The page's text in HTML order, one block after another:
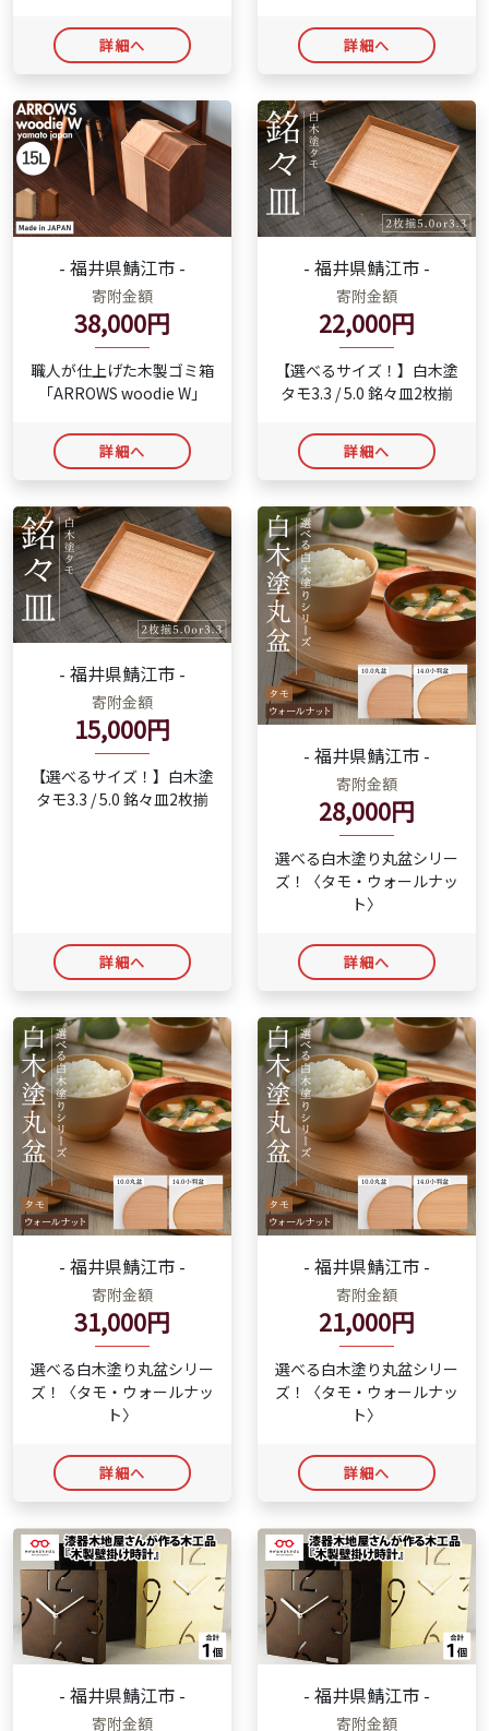
詳細へ 詳細へ
- 福井県鯖江市 -
寄附金額
38,000円
職人が仕上げた木製ゴミ箱
「ARROWS woodie W」
詳細へ
- 福井県鯖江市 -
寄附金額
22,000円
【選べるサイズ！】白木塗
タモ3.3 / 5.0 銘々皿2枚揃
詳細へ
- 福井県鯖江市 -
寄附金額
15,000円
【選べるサイズ！】白木塗
タモ3.3 / 5.0 銘々皿2枚揃
詳細へ
- 福井県鯖江市 -
寄附金額
28,000円
選べる白木塗り丸盆シリー
ズ！〈タモ・ウォールナッ
ト〉
詳細へ
- 福井県鯖江市 -
寄附金額
31,000円
選べる白木塗り丸盆シリー
ズ！〈タモ・ウォールナッ
ト〉
詳細へ
- 福井県鯖江市 -
寄附金額
21,000円
選べる白木塗り丸盆シリー
ズ！〈タモ・ウォールナッ
ト〉
詳細へ
- 福井県鯖江市 -
寄附金額
- 福井県鯖江市 -
寄附金額